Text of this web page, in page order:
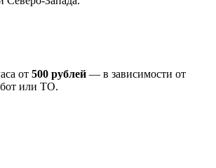
от 500 рублей — в зависимости от
или ТО.